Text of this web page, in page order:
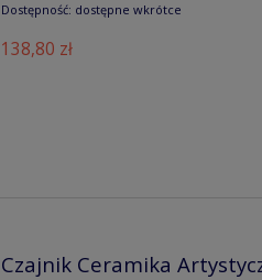
Dostępność: dostępne wkrótce
138,80 zł
Czajnik Ceramika